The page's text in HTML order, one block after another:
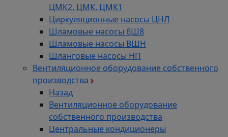
ЦМК2, ЦМК, ЦМК1
Циркуляционные насосы ЦНЛ
Шламовые насосы 6Ш8
Шламовые насосы ВШН
Шланговые насосы НП
Вентиляционное оборудование собственного
производства
Назад
Вентиляционное оборудование
собственного производства
Центральные кондиционеры